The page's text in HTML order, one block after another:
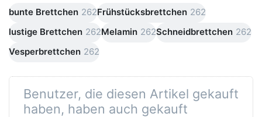
bunte Brettchen 262Frühstücksbrettchen 262
lustige Brettchen 262Melamin 262Schneidbrettchen 262
Vesperbrettchen 262
Benutzer, die diesen Artikel gekauft
haben, haben auch gekauft